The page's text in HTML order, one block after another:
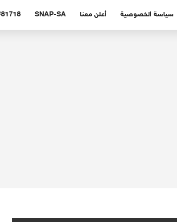
سياسة الخصوصية أعلن معنا SNAP-SA #81718 (بدون